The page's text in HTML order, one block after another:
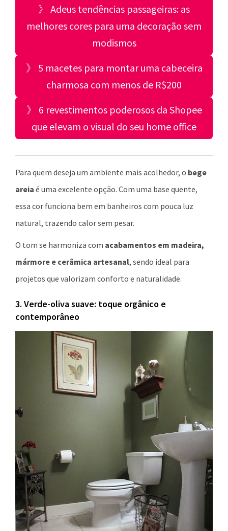
》 Adeus tendências passageiras: as
melhores cores para uma decoração sem
modismos
》 5 macetes para montar uma cabeceira
charmosa com menos de R$200
》 6 revestimentos poderosos da Shopee
que elevam o visual do seu home office
Para quem deseja um ambiente mais acolhedor, o bege
areia é uma excelente opção. Com uma base quente,
essa cor funciona bem em banheiros com pouca luz
natural, trazendo calor sem pesar.
O tom se harmoniza com acabamentos em madeira,
mármore e cerâmica artesanal, sendo ideal para
projetos que valorizam conforto e naturalidade.
3. Verde-oliva suave: toque orgânico e
contemporâneo